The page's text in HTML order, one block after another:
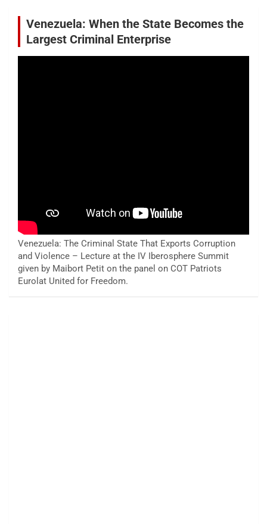
Venezuela: When the State Becomes the
Largest Criminal Enterprise
Venezuela: The Criminal State That Exports Corruption
and Violence – Lecture at the IV Iberosphere Summit
given by Maibort Petit on the panel on COT Patriots
Eurolat United for Freedom.